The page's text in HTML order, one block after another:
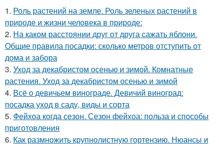
1. Роль растений на земле. Роль зеленых растений в
природе и жизни человека в природе:
2. На каком расстоянии друг от друга сажать яблони.
Общие правила посадки: сколько метров отступить от
дома и забора
3. Уход за декабристом осенью и зимой. Комнатные
растения. Уход за декабристом осенью и зимой
4. Всё о девичьем винограде. Девичий виноград:
посадка уход в саду, виды и сорта
5. Фейхоа когда сезон. Сезон фейхоа: польза и способы
приготовления
6. Как размножить крупнолистную гортензию. Нюансы и